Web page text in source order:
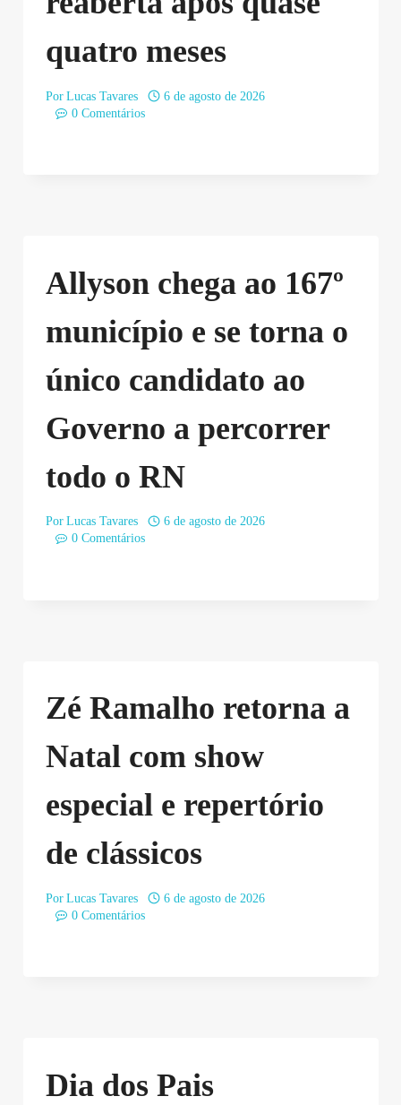
quatro meses
Por Lucas Tavares
6 de agosto de 2026
0 Comentários
Allyson chega ao 167º
município e se torna o
único candidato ao
Governo a percorrer
todo o RN
Por Lucas Tavares
6 de agosto de 2026
0 Comentários
Zé Ramalho retorna a
Natal com show
especial e repertório
de clássicos
Por Lucas Tavares
6 de agosto de 2026
0 Comentários
Dia dos Pais